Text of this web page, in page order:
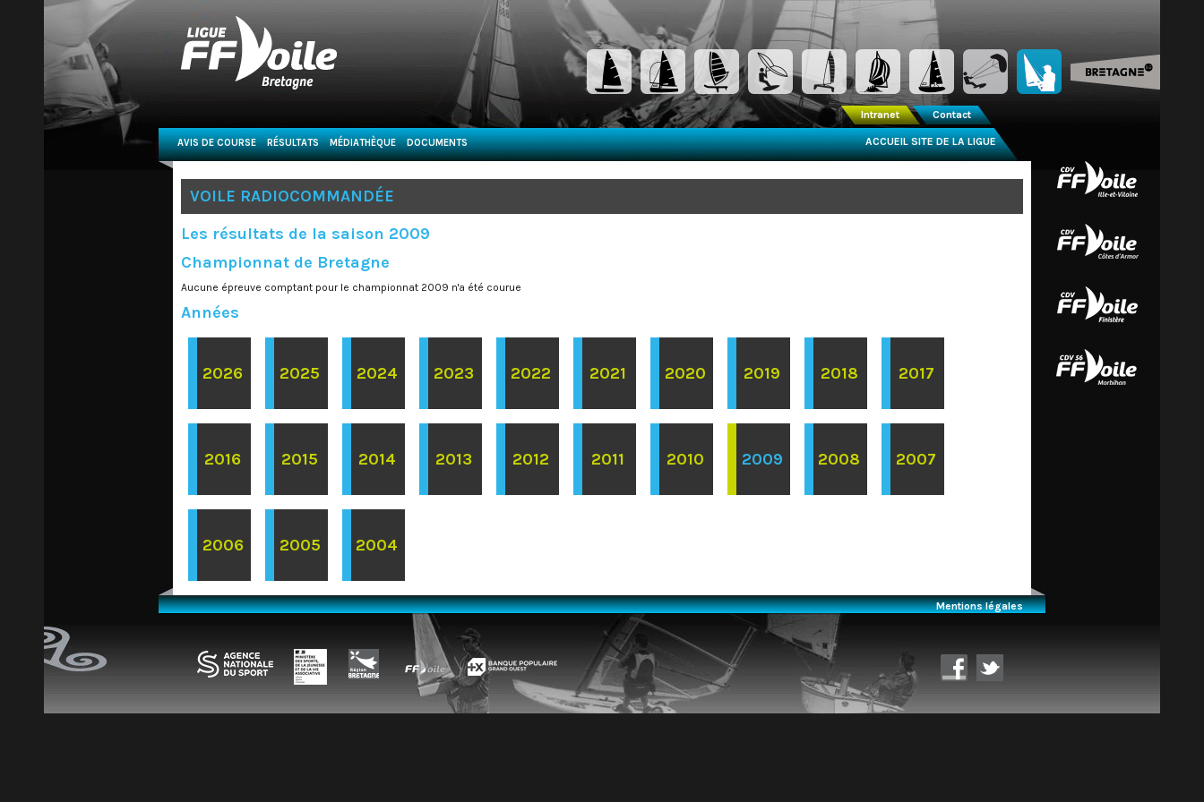
VOILE RADIOCOMMANDÉE
Les résultats de la saison 2009
Championnat de Bretagne
Aucune épreuve comptant pour le championnat 2009 n'a été courue
Années
2026 2025 2024 2023 2022 2021 2020 2019 2018 2017
2016 2015 2014 2013 2012 2011 2010 2009 2008 2007
2006 2005 2004
Mentions légales
Contact
Intranet
ACCUEIL SITE DE LA LIGUE
AVIS DE COURSE RÉSULTATS MÉDIATHÈQUE DOCUMENTS